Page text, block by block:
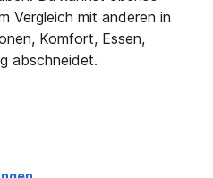
Vergleich mit anderen in
Komfort, Essen,
abschneidet.